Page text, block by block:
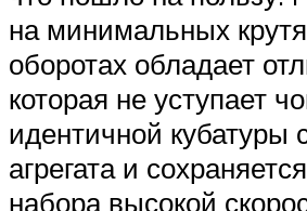
на минимальных
оборотах обладает
которая не уступает
идентичной кубатуры
агрегата и
набора высокой